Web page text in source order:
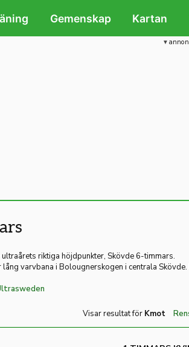
Gemenskap Kartan
riktiga höjdpunkter, Skövde 6-timmars.
varvbana i Bolougnerskogen i centrala
Visar resultat för Kmot